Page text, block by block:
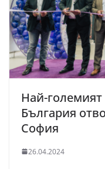
Най-
България
София
26.04.2024